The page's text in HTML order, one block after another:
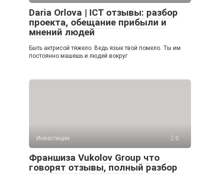
Daria Orlova | ICT отзывы: разбор
проекта, обещание прибыли и
мнений людей
Быть актрисой тяжело. Ведь язык твой помело. Ты им
постоянно машешь и людей вокруг
Инвестиции 0
Франшиза Vukolov Group что
говорят отзывы, полный разбор